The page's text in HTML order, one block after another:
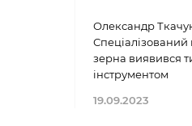
Олександр
зерна виявився
інструментом
19.09.2023